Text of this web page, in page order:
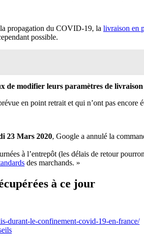
propagation du COVID-19, la livraison en
possible.
de modifier leurs paramètres de livraison
en point retrait et qui n’ont pas encore
23 Mars 2020, Google a annulé la
à l’entrepôt (les délais de retour
des marchands. »
à ce jour
durant-le-confinement-covid-19-en-france/